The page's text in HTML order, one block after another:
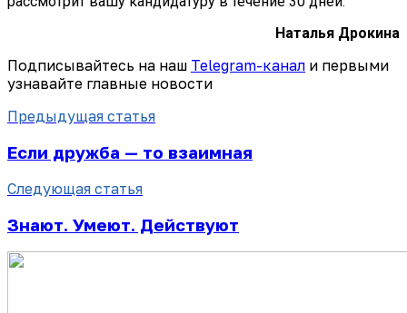
Наталья Дрокина
Подписывайтесь на наш Telegram-канал и первыми
узнавайте главные новости
Предыдущая статья
Если дружба — то взаимная
Следующая статья
Знают. Умеют. Действуют